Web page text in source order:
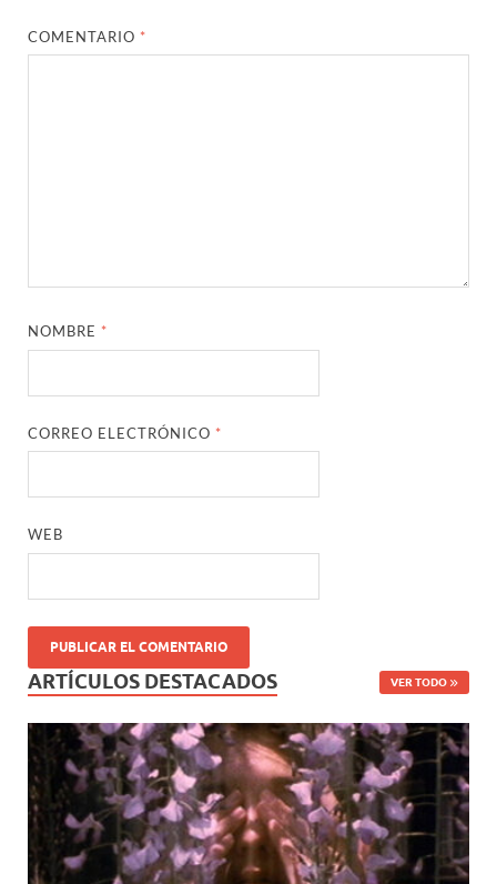
COMENTARIO *
NOMBRE *
CORREO ELECTRÓNICO *
WEB
ARTÍCULOS DESTACADOS VER TODO